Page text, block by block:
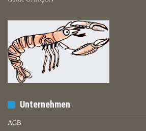
Unternehmen
AGB